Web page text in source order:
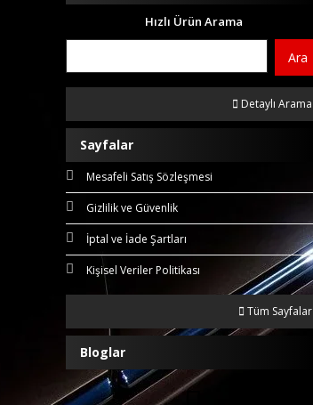
Hızlı Ürün Arama
Ara
Detaylı Arama
Sayfalar
Mesafeli Satış Sözleşmesi
Gizlilik ve Güvenlik
İptal ve İade Şartları
Kişisel Veriler Politikası
Tüm Sayfalar
Bloglar